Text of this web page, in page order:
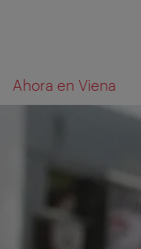
la
navegación
contenido
Ahora en Viena